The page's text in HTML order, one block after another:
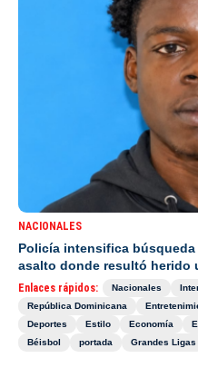
NACIONALES
Policía intensifica
asalto donde resultó herido
Enlaces rápidos: Nacionales
República Dominicana
Deportes
Estilo Economía
Béisbol
portada Grandes Ligas